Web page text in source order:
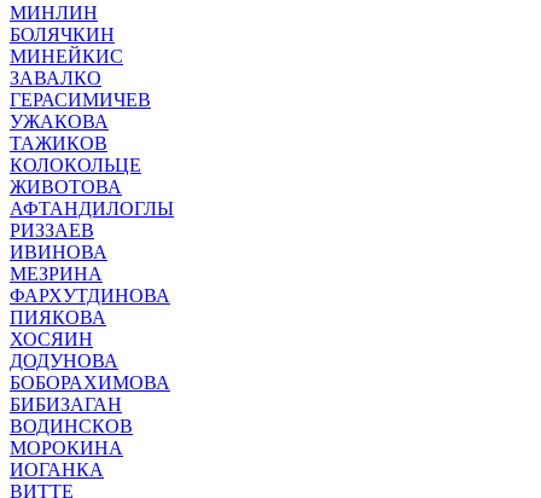
МИНЛИН
БОЛЯЧКИН
МИНЕЙКИС
ЗАВАЛКО
ГЕРАСИМИЧЕВ
УЖАКОВА
ТАЖИКОВ
КОЛОКОЛЬЦЕ
ЖИВОТОВА
АФТАНДИЛОГЛЫ
РИЗЗАЕВ
ИВИНОВА
МЕЗРИНА
ФАРХУТДИНОВА
ПИЯКОВА
ХОСЯИН
ДОДУНОВА
БОБОРАХИМОВА
БИБИЗАГАН
ВОДИНСКОВ
МОРОКИНА
ИОГАНКА
ВИТТЕ